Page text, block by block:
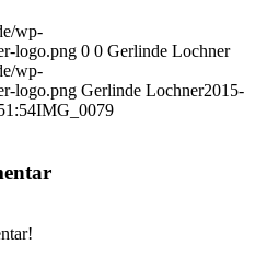
wp-
logo.png 0 0 Gerlinde Lochner
wp-
logo.png Gerlinde Lochner2015-
IMG_0079